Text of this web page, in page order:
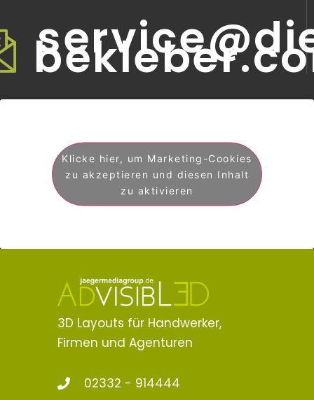
Klicke hier, um Marketing-Cookies
zu akzeptieren und diesen Inhalt
zu aktivieren
3D Layouts für Handwerker,
Firmen und Agenturen
02332 - 914444